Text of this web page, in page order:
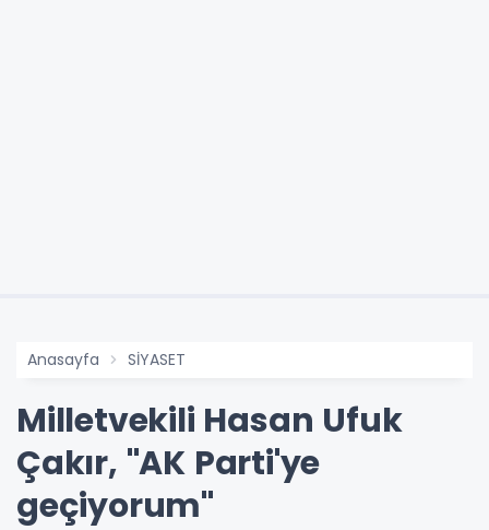
Anasayfa SİYASET
Milletvekili Hasan Ufuk
Çakır, "AK Parti'ye
geçiyorum"